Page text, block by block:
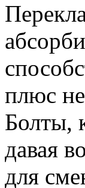
плюс
Болты,
давая
для